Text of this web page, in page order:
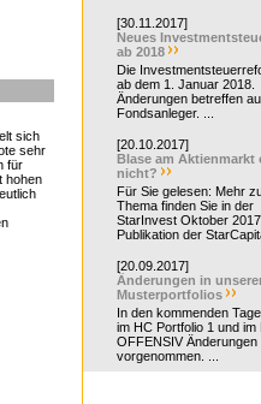
sich
sehr
für
hohen
[30.11.2017]
Neues
ab 2018
Die
ab dem 1. Januar 2018.
Änderungen betreffen
Fondsanleger. ...
[20.10.2017]
Blase am Aktienmarkt
nicht?
Für Sie gelesen: Mehr
Thema finden Sie in der
StarInvest Oktober
Publikation der
[20.09.2017]
Änderungen in
Musterportfolios
In den kommenden
im HC Portfolio 1 und im
OFFENSIV Änderungen
vorgenommen. ...